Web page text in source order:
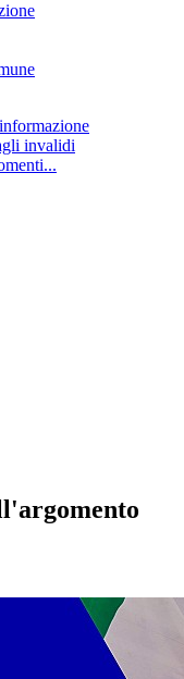
invalidi